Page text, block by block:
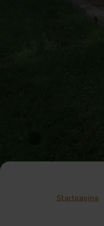
Startpagina